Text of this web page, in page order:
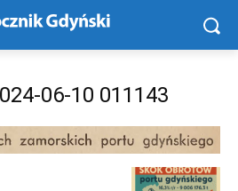
06-10 011143